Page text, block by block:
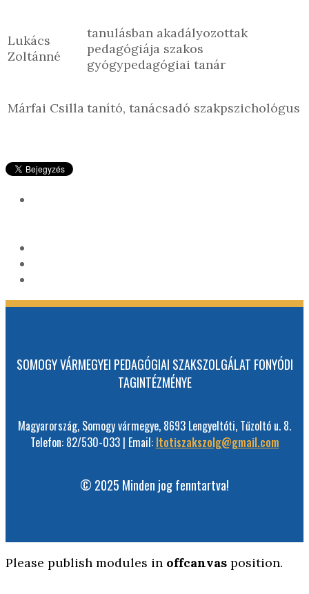
Lukács
Zoltánné
tanulásban akadályozottak
pedagógiája szakos
gyógypedagógiai tanár
Márfai Csillatanító, tanácsadó szakpszichológus
SOMOGY VÁRMEGYEI PEDAGÓGIAI SZAKSZOLGÁLAT FONYÓDI
TAGINTÉZMÉNYE
Magyarország, Somogy vármegye, 8693 Lengyeltóti, Tűzoltó u. 8.
Telefon: 82/530-033 | Email: ltotiszakszolg@gmail.com
© 2025 Minden jog fenntartva!
Please publish modules in offcanvas position.